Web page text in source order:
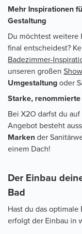
Mehr Inspirationen
Gestaltung
Du möchtest weitere
final entscheidest?
Badezimmer-
unseren großen
Umgestaltungoder
Starke,
Bei X2O darfst du auf
Angebot besteht
Markender
einem Dach!
Der Einbau
Bad
Hast du das
erfolgt der Einbau in